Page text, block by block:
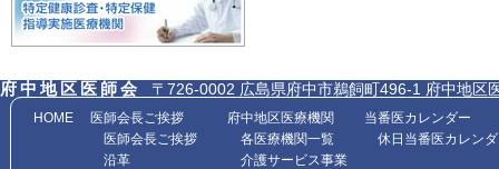
府中地区医師会 〒726-0002 広島県府中市鵜飼町496-1 府中地
HOME
医師会長ご挨拶
医師会長ご挨拶
沿革
府中地区医療機関
各医療機関一覧
介護サービス事業
当番医カレンダー
休日当番医カレン